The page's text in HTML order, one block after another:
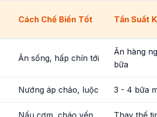
Cách Chế Biến Tốt Tần Suất
Ăn sống, hấp chín tới
Ăn hàng
bữa
Nướng áp chảo, luộc 3 - 4 bữa
Nấu cơm, cháo yến
Thay thế